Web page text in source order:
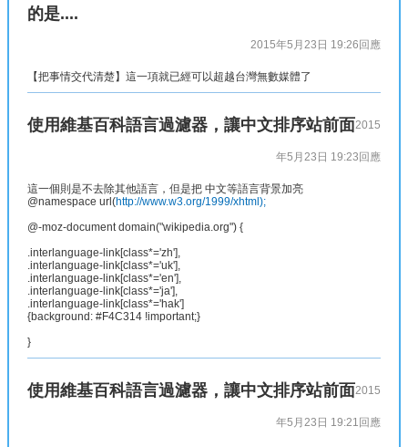
的是....
2015年5月23日 19:26 回應
【把事情交代清楚】這一項就已經可以超越台灣無數媒體了
使用維基百科語言過濾器，讓中文排序站前面2015
年5月23日 19:23 回應
這一個則是不去除其他語言，但是把 中文等語言背景加亮
@namespace url(http://www.w3.org/1999/xhtml);
@-moz-document domain("wikipedia.org") {
.interlanguage-link[class*='zh'],
.interlanguage-link[class*='uk'],
.interlanguage-link[class*='en'],
.interlanguage-link[class*='ja'],
.interlanguage-link[class*='hak']
{background: #F4C314 !important;}
}
使用維基百科語言過濾器，讓中文排序站前面2015
年5月23日 19:21 回應